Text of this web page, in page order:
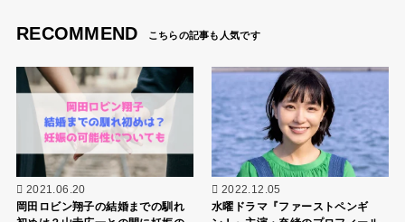
RECOMMEND
2021.06.20
岡田ロビン翔子の結婚までの馴れ
2022.12.05
水曜ドラマ『ファーストペンギ